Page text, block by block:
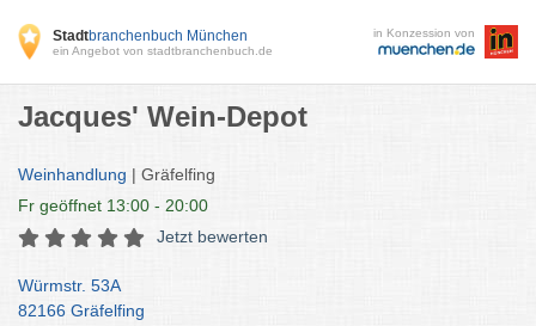
Stadtbranchenbuch München
ein Angebot von stadtbranchenbuch.de
in Konzession von
Jacques' Wein-Depot
Weinhandlung | Gräfelfing
Fr geöffnet 13:00 - 20:00
Jetzt bewerten
Würmstr. 53A
82166 Gräfelfing